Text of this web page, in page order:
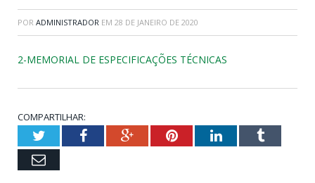
POR ADMINISTRADOR EM 28 DE JANEIRO DE 2020
2-MEMORIAL DE ESPECIFICAÇÕES TÉCNICAS
COMPARTILHAR:
TwitterFacebookGoogle+PinterestLinkedInTumblr
Email